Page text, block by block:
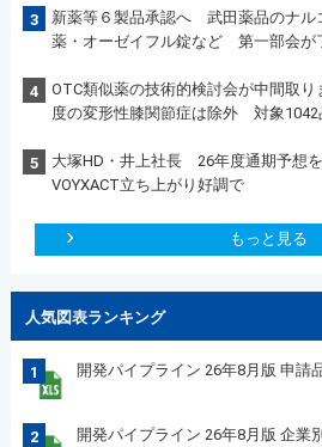
3
新薬等６製品承認へ 武田薬品のナル
薬・オーゼイフル錠など 第一部会が
4
OTC類似薬の技術的検討会が中間取
度の変形性膝関節症は除外 対象1042
5
大塚HD・井上社長 26年度通期予想
VOYXACT立ち上がり好調で
もっと見る
人気図表ランキング
1 開発パイプライン 26年8月版 申請
2 開発パイプライン 26年8月版 企業